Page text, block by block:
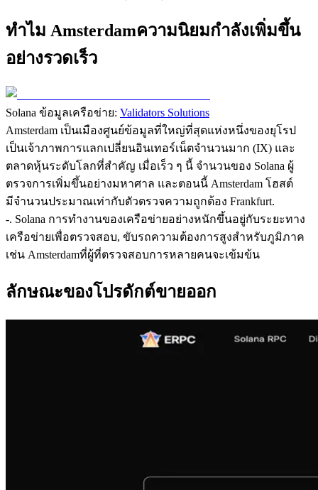
ทําไม Amsterdamความนิยมกําลังเพิ่มขึ้น
อย่างรวดเร็ว
Solana ข้อมูลเครือข่าย: Validators Solutions
Amsterdam เป็นเมืองศูนย์ข้อมูลที่ใหญ่ที่สุดแห่งหนึ่งของยุโรป
เป็นเจ้าภาพการแลกเปลี่ยนอินเทอร์เน็ตจํานวนมาก (IX) และ
ตลาดหุ้นระดับโลกที่สําคัญ เมื่อเร็ว ๆ นี้ จํานวนของ Solana ผู้
ตรวจการเพิ่มขึ้นอย่างมหาศาล และตอนนี้ Amsterdam โฮสต์
มีจํานวนประมาณเท่ากับตัวตรวจความถูกต้อง Frankfurt.
-. Solana การทํางานของเครือข่ายอย่างหนักขึ้นอยู่กับระยะทาง
เครือข่ายเพื่อตรวจสอบ, ขับรถความต้องการสูงสําหรับภูมิภาค
เช่น Amsterdamที่ผู้ที่ตรวจสอบการหลายคนจะเข้มข้น
ลักษณะของโปรดักต์ขายออก